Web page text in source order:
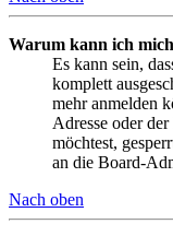
Warum kann ich
Es kann sein,
komplett
mehr anmelden
Adresse oder
möchtest,
an die Board-
Nach oben